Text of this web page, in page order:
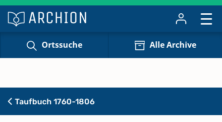
Ortssuche Alle Archive
Taufbuch 1760-1806